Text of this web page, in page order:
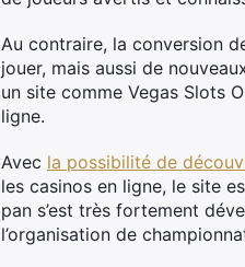
Au contraire, la conversion
jouer, mais aussi de
un site comme Vegas Slots
ligne.
Avec la possibilité de
les casinos en ligne, le site
pan s’est très fortement
l’organisation de